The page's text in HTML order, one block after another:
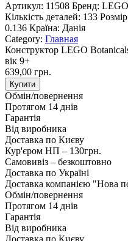
Артикул: 11508 Бренд: LEGO
Кількість деталей: 133
0.136 Країна: Данія
Category: Главная
Конструктор LEGO
вік 9+
639,00 грн.
Купити
Обмін/повернення
Протягом 14 днів
Гарантія
Від виробника
Доставка по Києву
Кур'єром НП – 130грн.
Самовивіз – безкоштовно
Доставка по Україні
Доставка компанією "Нова
Обмін/повернення
Протягом 14 днів
Гарантія
Від виробника